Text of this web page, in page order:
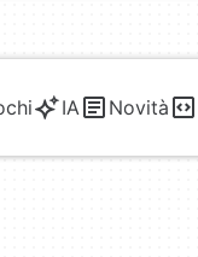
IA Novità